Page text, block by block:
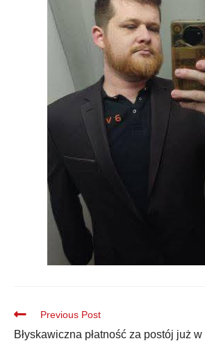
Previous Post
Błyskawiczna płatność za postój już w